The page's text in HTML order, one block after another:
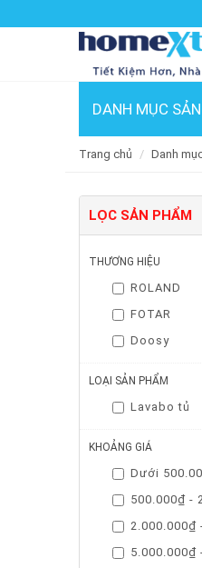
DANH MỤC
Trang chủ Danh
LỌC SẢN PHẨM
THƯƠNG HIỆU
ROLAND
FOTAR
Doosy
LOẠI SẢN PHẨM
Lavabo tủ
KHOẢNG GIÁ
Dưới
500.000₫ -
2.000.000₫
5.000.000₫